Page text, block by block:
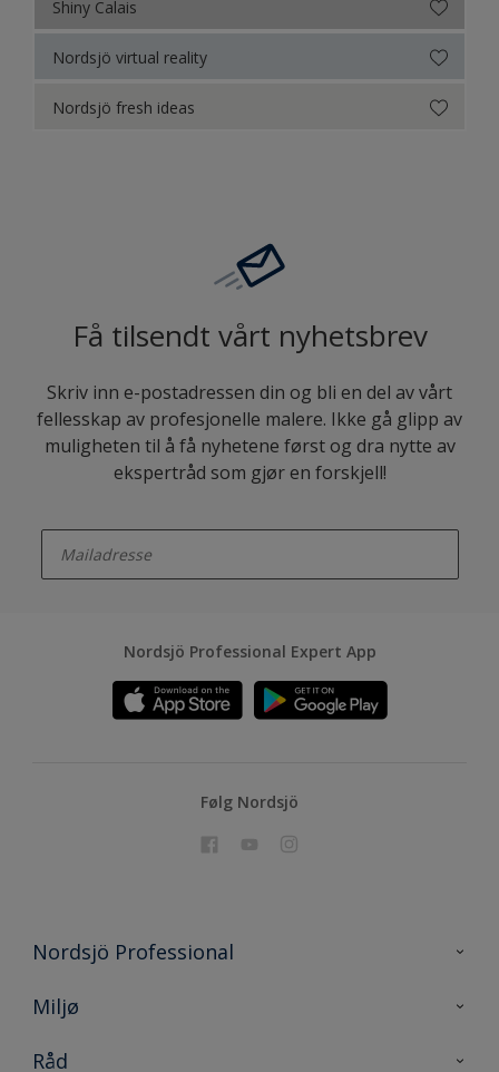
Shiny Calais
Nordsjö virtual reality
Nordsjö fresh ideas
Få tilsendt vårt nyhetsbrev
Skriv inn e-postadressen din og bli en del av vårt
fellesskap av profesjonelle malere. Ikke gå glipp av
muligheten til å få nyhetene først og dra nytte av
ekspertråd som gjør en forskjell!
Nordsjö Professional Expert App
Følg Nordsjö
Nordsjö Professional
Kontakt oss
Prosjekt
Miljø
Bærekraftig utvikling
Råd